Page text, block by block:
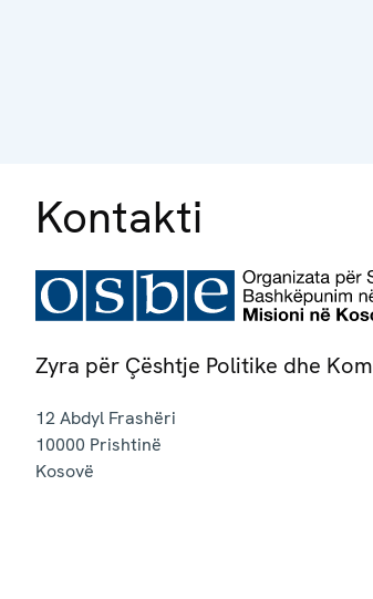
Kontakti
Zyra për Çështje Politike dhe
12 Abdyl Frashëri
10000 Prishtinë
Kosovë